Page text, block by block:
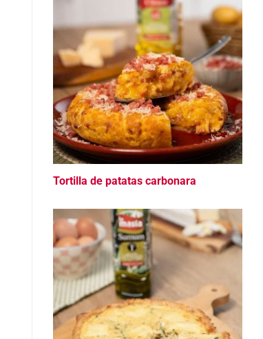
Tortilla de patatas carbonara